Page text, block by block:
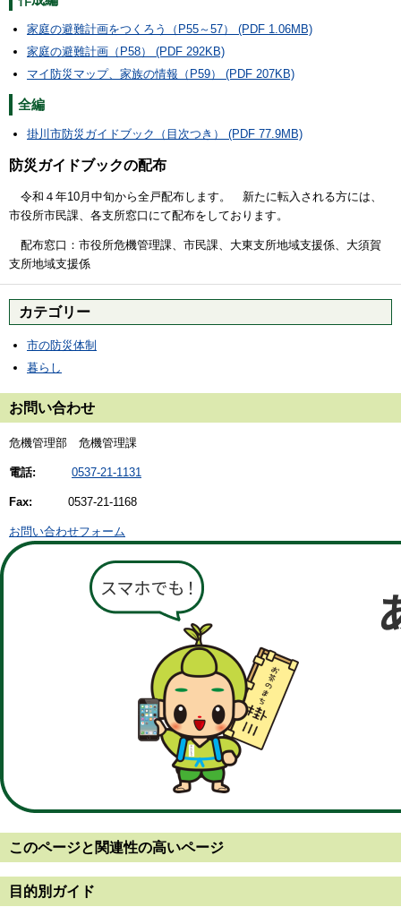
家庭の避難計画をつくろう（P55～57） (PDF 1.06MB)
家庭の避難計画（P58） (PDF 292KB)
マイ防災マップ、家族の情報（P59） (PDF 207KB)
全編
掛川市防災ガイドブック（目次つき） (PDF 77.9MB)
防災ガイドブックの配布
令和４年10月中旬から全戸配布します。 新たに転入される方には、
市役所市民課、各支所窓口にて配布をしております。
配布窓口：市役所危機管理課、市民課、大東支所地域支援係、大須賀
支所地域支援係
カテゴリー
市の防災体制
暮らし
お問い合わせ
危機管理部 危機管理課
電話: 0537-21-1131
Fax: 0537-21-1168
お問い合わせフォーム
このページと 関連性の高いページ
目的別ガイド